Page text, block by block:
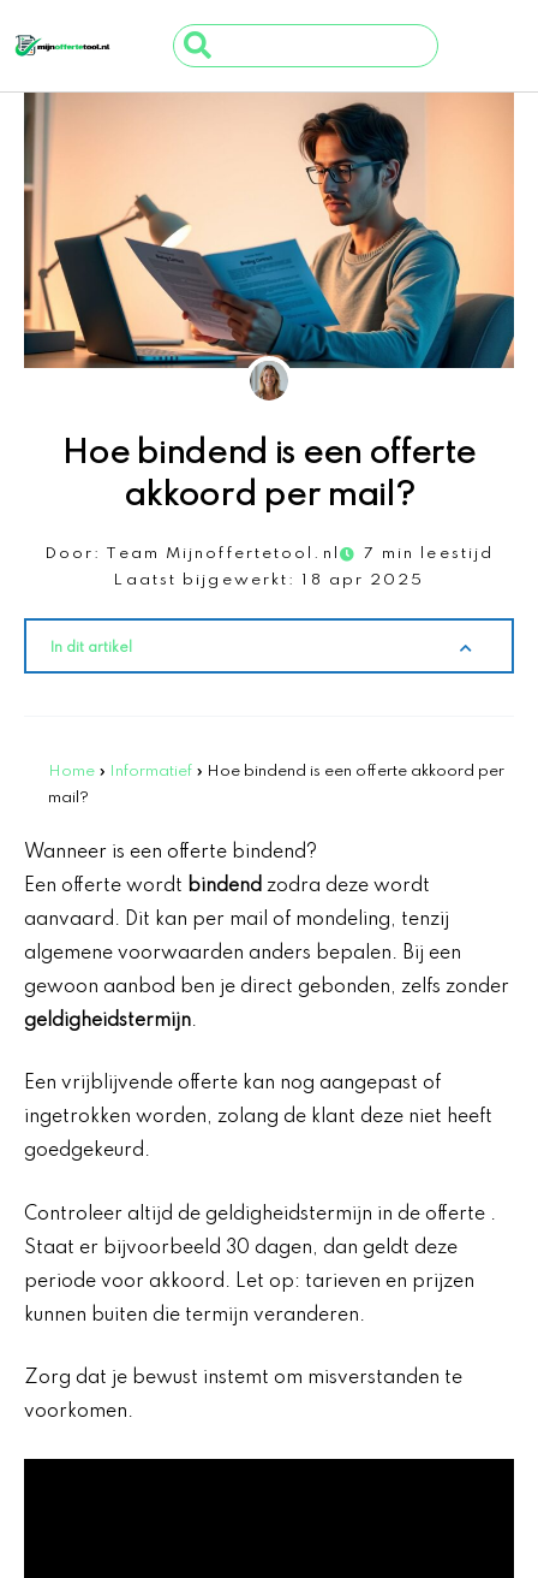
naar
de
inhoud
Search
...
Hoe bindend is een offerte
akkoord per mail?
Door: Team Mijnoffertetool.nl
7 min leestijd
Laatst bijgewerkt:
18 apr 2025
In dit artikel
Home » Informatief » Hoe bindend is een offerte akkoord per
mail?
Wanneer is een offerte bindend?
Een offerte wordt bindend zodra deze wordt
aanvaard. Dit kan per mail of mondeling, tenzij
algemene voorwaarden anders bepalen. Bij een
gewoon aanbod ben je direct gebonden, zelfs zonder
geldigheidstermijn.
Een vrijblijvende offerte kan nog aangepast of
ingetrokken worden, zolang de klant deze niet heeft
goedgekeurd.
Controleer altijd de geldigheidstermijn in de offerte .
Staat er bijvoorbeeld 30 dagen, dan geldt deze
periode voor akkoord. Let op: tarieven en prijzen
kunnen buiten die termijn veranderen.
Zorg dat je bewust instemt om misverstanden te
voorkomen.